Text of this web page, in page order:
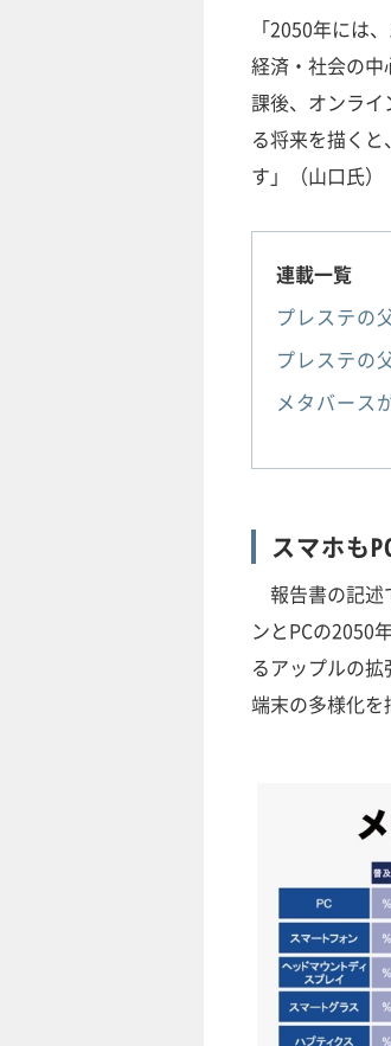
「2050年には
経済・社会の
課後、オンラ
る将来を描く
す」（山口氏）
連載一覧
プレステの
プレステの
メタバース
スマホも
報告書の記述
ンとPCの2050
るアップルの
端末の多様化を